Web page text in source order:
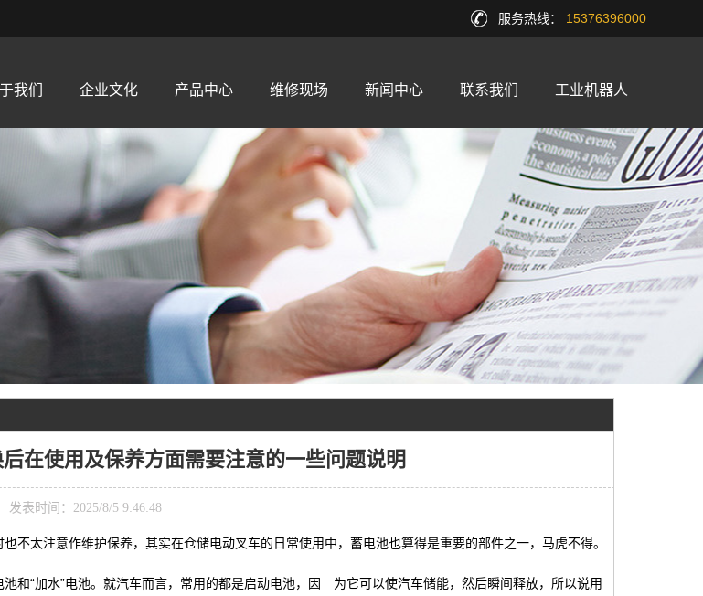
服务热线： 15376396000
我们 企业文化 产品中心 维修现场 新闻中心 联系我们 工业机器人
在使用及保养方面需要注意的一些问题说明
发表时间：2025/8/5 9:46:48
不太注意作维护保养，其实在仓储电动叉车的日常使用中，蓄电池也算得是重要的部件之一，马虎不得。
水”电池。就汽车而言，常用的都是启动电池，因 为它可以使汽车储能，然后瞬间释放，所以说用